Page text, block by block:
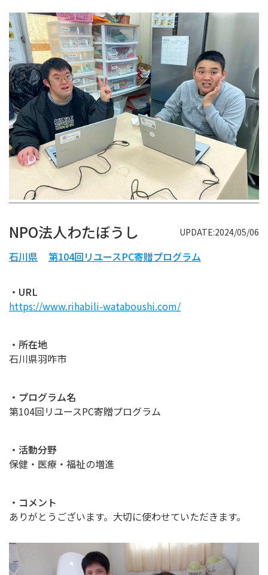
NPO法人わたぼうし UPDATE:2024/05/06
石川県 第104回リユースPC寄贈プログラム
・URL
https://www.rihabili-wataboushi.com/
・所在地
石川県羽咋市
・プログラム名
第104回リユースPC寄贈プログラム
・活動分野
保健・医療・福祉の増進
・コメント
ありがとうございます。大切に使わせていただきます。